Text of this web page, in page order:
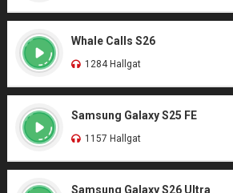
Whale Calls S26
1284 Hallgat
Samsung Galaxy S25 FE
1157 Hallgat
Samsung Galaxy S26 Ultra